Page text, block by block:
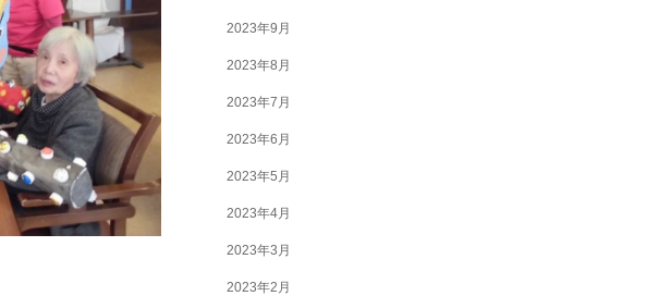
2023年9月
2023年8月
2023年7月
2023年6月
2023年5月
2023年4月
2023年3月
2023年2月